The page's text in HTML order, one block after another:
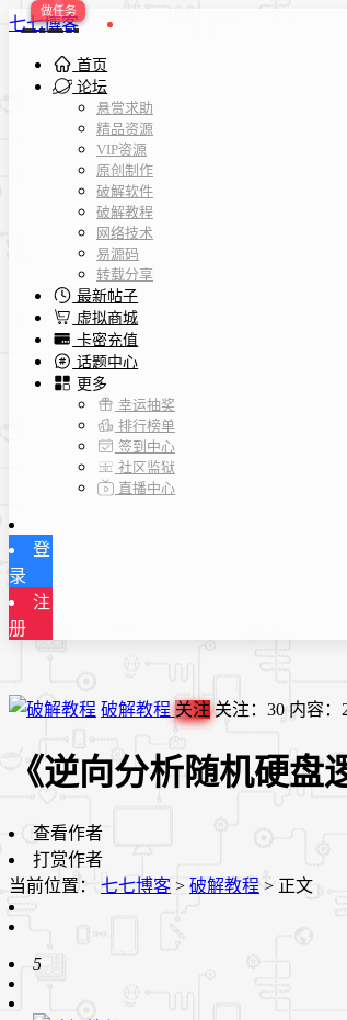
七七博客
首页
论坛
悬赏求助
精品资源
VIP资源
原创制作
破解软件
破解教程
网络技术
易源码
转载分享
最新帖子
虚拟商城
卡密充值
话题中心
更多
幸运抽奖
排行榜单
签到中心
社区监狱
直播中心
登
录
注
册
破解教程关注 关注： 30 内容：
《逆向分析随机硬
查看作者
打赏作者
当前位置： 七七博客 > 破解教程 > 正文
5